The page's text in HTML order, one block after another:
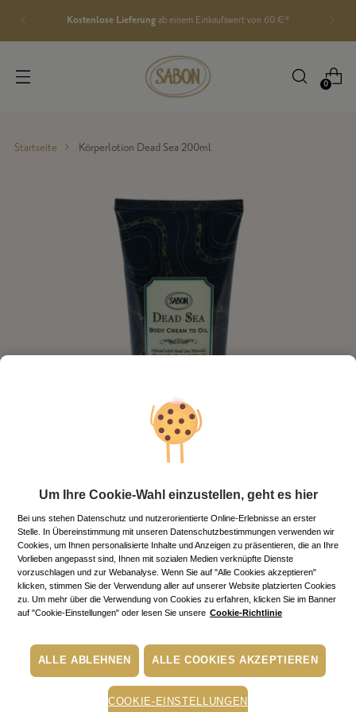
Kostenlose Lieferungab einem Einkaufswert von 60 €*
0
Startseite Körperlotion Dead Sea 200ml
Körperlotion
Regulärer Preis
29,00€
14.5 €/100ml
Um Ihre Cookie-Wahl einzustellen, geht es hier
Bei uns stehen Datenschutz und nutzerorientierte Online-Erlebnisse an erster
Stelle. In Übereinstimmung mit unseren Datenschutzbestimmungen verwenden wir
Cookies, um Ihnen personalisierte Inhalte und Anzeigen zu präsentieren, die an Ihre
Vorlieben angepasst sind, Ihnen mit sozialen Medien verknüpfte Dienste
vorzuschlagen und zur Webanalyse. Wenn Sie auf "Alle Cookies akzeptieren"
klicken, stimmen Sie der Verwendung aller auf unserer Website platzierten Cookies
zu. Um mehr über die Verwendung von Cookies zu erfahren, klicken Sie im Banner
auf "Cookie-Einstellungen" oder lesen Sie unsere Cookie-Richtlinie
ALLE ABLEHNEN ALLE COOKIES AKZEPTIEREN
COOKIE-EINSTELLUNGEN